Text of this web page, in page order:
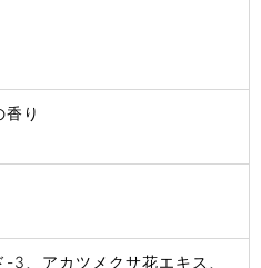
り
3、アカツメクサ花エキス、